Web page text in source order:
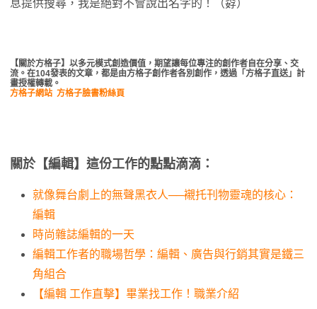
息提供搜尋，我是絕對不會說出名字的！（孬）
【關於方格子】以多元模式創造價值，期望讓每位專注的創作者自在分享、交
流。在104發表的文章，都是由方格子創作者各別創作，透過「方格子直送」計
畫授權轉載。
方格子網站 方格子臉書粉絲頁
關於【編輯】這份工作的點點滴滴：
就像舞台劇上的無聲黑衣人──襯托刊物靈魂的核心：
編輯
時尚雜誌編輯的一天
編輯工作者的職場哲學：編輯、廣告與行銷其實是鐵三
角組合
【編輯 工作直擊】畢業找工作！職業介紹